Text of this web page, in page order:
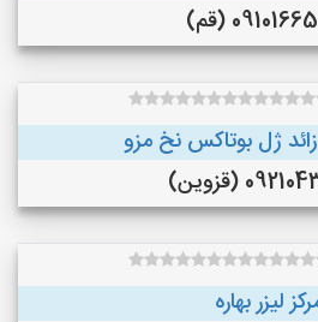
(قم)
ژل بوتاکس نخ مزو
(قزوین)
لیزر بهاره